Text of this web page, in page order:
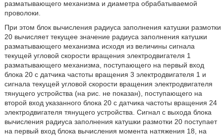
разматывающего механизма и диаметра обрабатываемой
проволоки.
При этом блок вычисления радиуса заполнения катушки размотки
20 вычисляет текущее значение радиуса заполнения катушки
разматывающего механизма исходя из величины сигнала
текущей угловой скорости вращения электродвигателя 1
разматывающего механизма, поступающего на первый вход
блока 20 с датчика частоты вращения 3 электродвигателя 1 и
сигнала текущей угловой скорости вращения электродвигателя
тянущего устройства (на рис. не показан), поступающего на
второй вход указанного блока 20 с датчика частоты вращения 24
электродвигателя тянущего устройства. Сигнал с выхода блока
вычисления радиуса заполнения катушки размотки 20 поступает
на первый вход блока вычисления момента натяжения 18, на